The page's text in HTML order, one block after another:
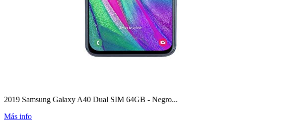
2019 Samsung Galaxy A40 Dual SIM 64GB - Negro...
Más info